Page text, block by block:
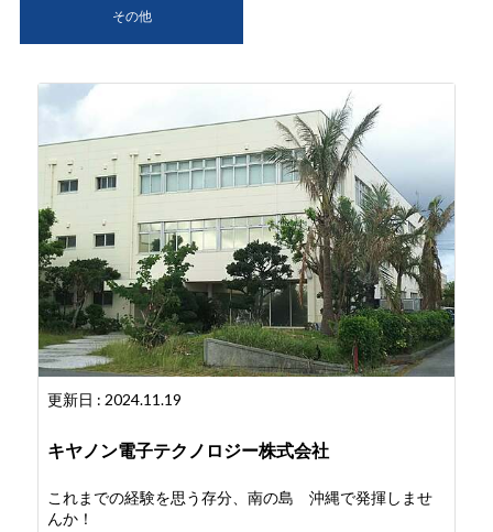
その他
更新日 : 2024.11.19
キヤノン電子テクノロジー株式会社
これまでの経験を思う存分、南の島 沖縄で発揮しませ
んか！